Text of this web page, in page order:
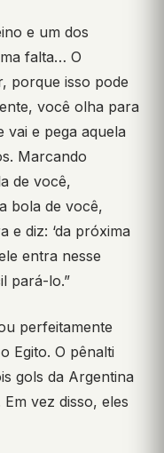
e um dos
falta… O
porque isso pode
você olha para
vai e pega aquela
Marcando
de você,
bola de você,
e diz: ‘da próxima
entra nesse
pará-lo.”
perfeitamente
Egito. O pênalti
gols da Argentina
vez disso, eles